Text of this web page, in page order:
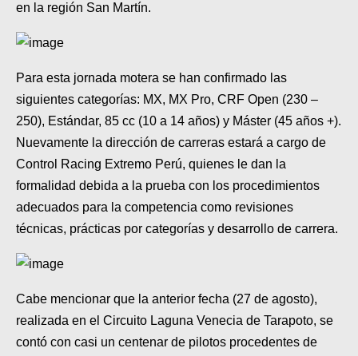
MOTOS HONDA PERÚ
MOTOS HERO PERÚ
MOTOS ZONTES PERÚ
MOTOS BENELLI PERÚ
MOTOS ZONGSHEN PERÚ
en la región San Martín.
Para esta jornada motera se han confirmado las
siguientes categorías: MX, MX Pro, CRF Open (230 –
250), Estándar, 85 cc (10 a 14 años) y Máster (45 años +).
Nuevamente la dirección de carreras estará a cargo de
Control Racing Extremo Perú, quienes le dan la
formalidad debida a la prueba con los procedimientos
adecuados para la competencia como revisiones
técnicas, prácticas por categorías y desarrollo de carrera.
Cabe mencionar que la anterior fecha (27 de agosto),
realizada en el Circuito Laguna Venecia de Tarapoto, se
contó con casi un centenar de pilotos procedentes de